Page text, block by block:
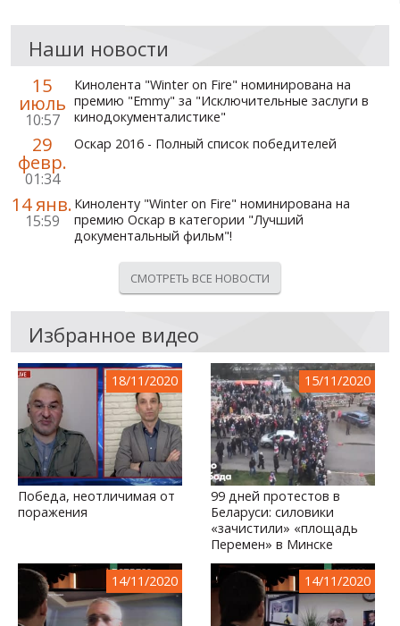
Наши новости
15
июль
10:57
Кинолента "Winter on Fire" номинирована на
премию "Emmy" за "Исключительные заслуги в
кинодокументалистике"
29
февр.
01:34
Оскар 2016 - Полный список победителей
14 янв.
15:59
Киноленту "Winter on Fire" номинирована на
премию Оскар в категории "Лучший
документальный фильм"!
СМОТРЕТЬ ВСЕ НОВОСТИ
Избранное видео
18/11/2020
Победа, неотличимая от
поражения
15/11/2020
99 дней протестов в
Беларуси: силовики
«зачистили» «площадь
Перемен» в Минске
14/11/2020 14/11/2020